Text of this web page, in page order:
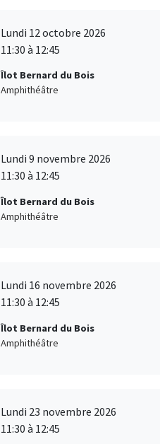
Lundi 12 octobre 2026
11:30 à 12:45
Îlot Bernard du Bois
Amphithéâtre
Lundi 9 novembre 2026
11:30 à 12:45
Îlot Bernard du Bois
Amphithéâtre
Lundi 16 novembre 2026
11:30 à 12:45
Îlot Bernard du Bois
Amphithéâtre
Lundi 23 novembre 2026
11:30 à 12:45